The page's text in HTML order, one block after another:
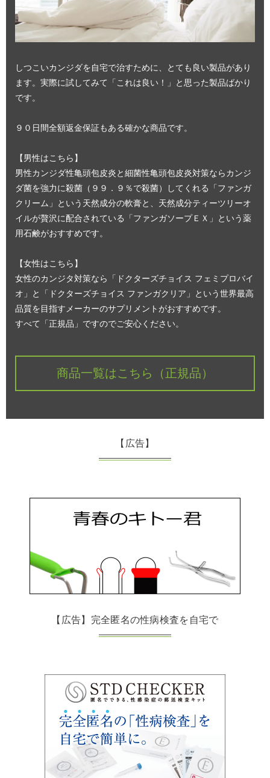
しつこいカンジダを自宅で治すために、とても良い製品があり
ます。実際に試してみて「これは良い！」と思った製品ばかり
です。
９０日間全額返金保証もある確かな商品です。
【男性はこちら】
男性カンジダ性亀頭包皮炎と細菌性亀頭包皮炎対策ならカンジ
ダ菌を強力に殺菌（９９．９％で殺菌）してくれる「ファンガ
クリーム」という天然成分の軟膏と、天然成分ティーツリーオ
イルが贅沢に配合されている「ファンガソープＥＸ」という薬
用石鹸がおすすめです。
【女性はこちら】
女性のカンジタ対策なら「ドクターズチョイス フェミプロバイ
オ」と「ドクターズチョイス ファンガクリア」という世界最高
品質を目指すメーカーのサプリメントがおすすめです。
すべて「正規品」ですのでご安心ください。
商品一覧はこちら（正規品）
【広告】
【広告】完全匿名の性病検査を自宅で